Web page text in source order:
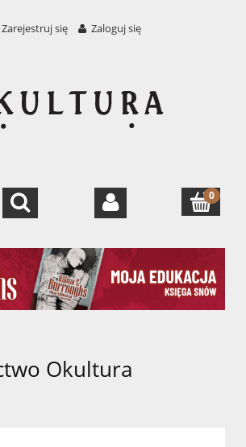
Zarejestruj się Zaloguj się
Okultura